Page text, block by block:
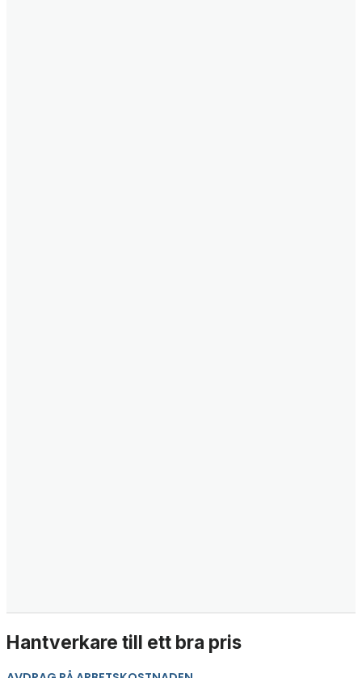
Hantverkare till ett bra pris